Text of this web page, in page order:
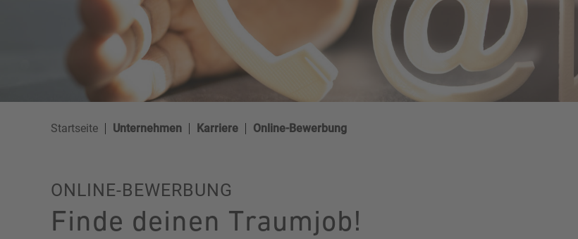
Startseite Unternehmen Karriere Online-Bewerbung
ONLINE-BEWERBUNG
Finde deinen Traumjob!